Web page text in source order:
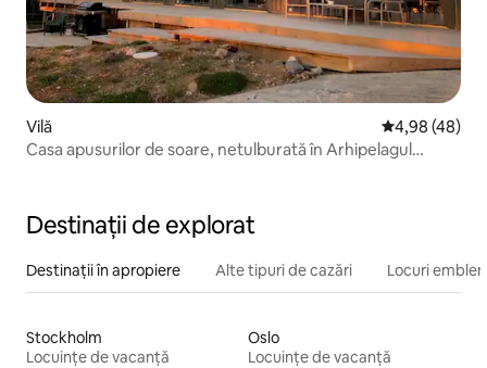
Vilă Scor mediu
4,98 (48)
Casa apusurilor de soare, netulburată în Arhipelagul
Destinații de explorat
Destinații în apropiere Alte tipuri de cazări Locuri
Stockholm
Locuințe de vacanță
Oslo
Locuințe de vacanță